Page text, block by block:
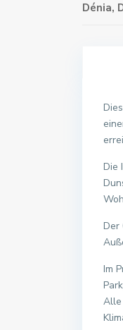
Dénia,
Die
Der
Im
Alle